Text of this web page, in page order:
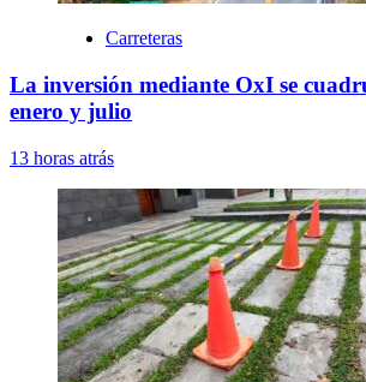
Carreteras
La inversión mediante OxI se
enero y julio
13 horas atrás